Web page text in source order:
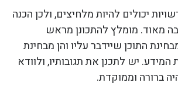
יכולים להיות מלחיצים, ולכן הכנה
מאוד. מומלץ להתכונן מראש
התוכן שיידבר עליו והן מבחינת
יש לתכנן את תגובותיו, ולוודא
ברורה וממוקדת.